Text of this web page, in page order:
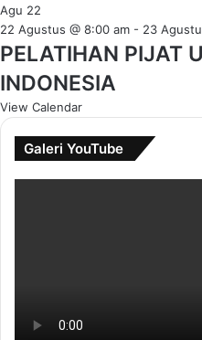
Agu 22
22 Agustus @ 8:00 am - 23
PELATIHAN PIJAT
INDONESIA
View Calendar
Galeri YouTube